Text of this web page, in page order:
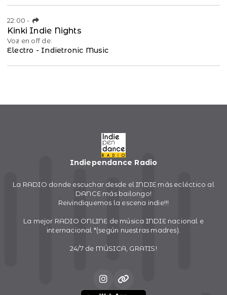
22:00 -
Kinki Indie Nights
Voz en off de:
Electro - Indietronic Music
Indiependance Radio
La RADIO donde escuchar desde el INDIE más ecléctico al
DANCE más bailongo!
Reivindiquemos la escena indie!!!
La mejor RADIO ONLINE de música INDIE nacional e
internacional *(según nuestras madres).
24/7 de MÚSICA, GRATIS!